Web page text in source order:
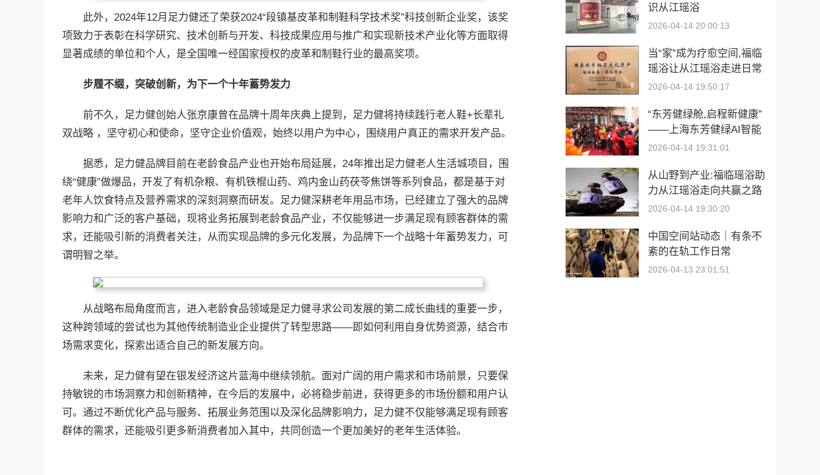
此外，2024年12月足力健还了荣获2024“段镇基皮革和制鞋科学技术奖”科技创新企业奖，该奖
项致力于表彰在科学研究、技术创新与开发、科技成果应用与推广和实现新技术产业化等方面取得
显著成绩的单位和个人，是全国唯一经国家授权的皮革和制鞋行业的最高奖项。
步履不缀，突破创新，为下一个十年蓄势发力
前不久，足力健创始人张京康曾在品牌十周年庆典上提到，足力健将持续践行老人鞋+长辈礼
双战略 ，坚守初心和使命，坚守企业价值观，始终以用户为中心，围绕用户真正的需求开发产品。
据悉，足力健品牌目前在老龄食品产业也开始布局延展，24年推出足力健老人生活城项目，围
绕“健康”做爆品，开发了有机杂粮、有机铁棍山药、鸡内金山药茯苓焦饼等系列食品，都是基于对
老年人饮食特点及营养需求的深刻洞察而研发。足力健深耕老年用品市场，已经建立了强大的品牌
影响力和广泛的客户基础，现将业务拓展到老龄食品产业，不仅能够进一步满足现有顾客群体的需
求，还能吸引新的消费者关注，从而实现品牌的多元化发展，为品牌下一个战略十年蓄势发力，可
谓明智之举。
从战略布局角度而言，进入老龄食品领域是足力健寻求公司发展的第二成长曲线的重要一步，
这种跨领域的尝试也为其他传统制造业企业提供了转型思路——即如何利用自身优势资源，结合市
场需求变化，探索出适合自己的新发展方向。
未来，足力健有望在银发经济这片蓝海中继续领航。面对广阔的用户需求和市场前景，只要保
持敏锐的市场洞察力和创新精神，在今后的发展中，必将稳步前进，获得更多的市场份额和用户认
可。通过不断优化产品与服务、拓展业务范围以及深化品牌影响力，足力健不仅能够满足现有顾客
群体的需求，还能吸引更多新消费者加入其中，共同创造一个更加美好的老年生活体验。
乡情聚势筑生态 AI创富启新程|老乡驿站3·29创业峰会圆满落幕
识从江瑶浴
2026-04-14 20:00:13
当“家”成为疗愈空间,福临
瑶浴让从江瑶浴走进日常
生活
2026-04-14 19:50:17
“东芳健绿舱,启程新健康”
——上海东芳健绿AI智能
养身舱品牌发布会圆满成
2026-04-14 19:31:01
从山野到产业:福临瑶浴助
力从江瑶浴走向共赢之路
2026-04-14 19:30:20
中国空间站动态｜有条不
紊的在轨工作日常
2026-04-13 23:01:51